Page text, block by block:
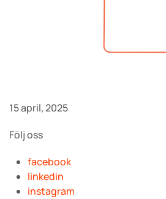
15 april, 2025
Följ oss
facebook
linkedin
instagram